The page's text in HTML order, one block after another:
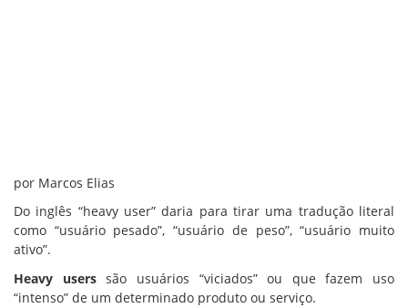
por Marcos Elias
Do inglês “heavy user” daria para tirar uma tradução literal
como “usuário pesado”, “usuário de peso”, “usuário muito
ativo”.
Heavy userssão usuários “viciados” ou que fazem uso
“intenso” de um determinado produto ou serviço.